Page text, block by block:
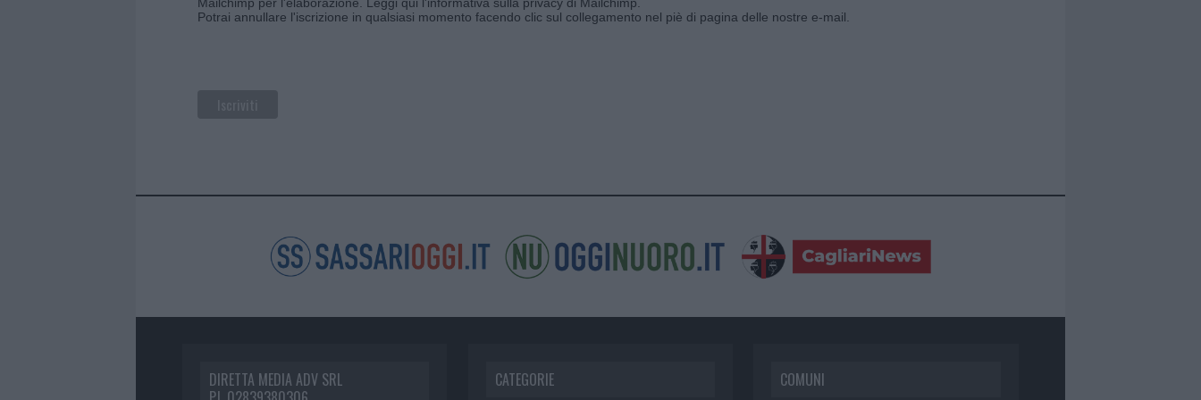
Potrai annullare l'iscrizione in qualsiasi momento facendo clic sul collegamento nel piè di pagina delle nostre e-mail.
DIRETTA MEDIA ADV SRL
CATEGORIE COMUNI